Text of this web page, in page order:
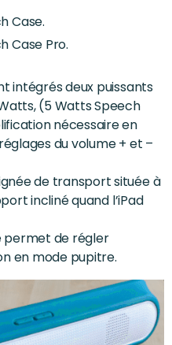
Case.
Case Pro.
intégrés deux puissants
(5 Watts Speech
nécessaire en
du volume + et –
de transport située à
incliné quand l’iPad
permet de régler
en mode pupitre.